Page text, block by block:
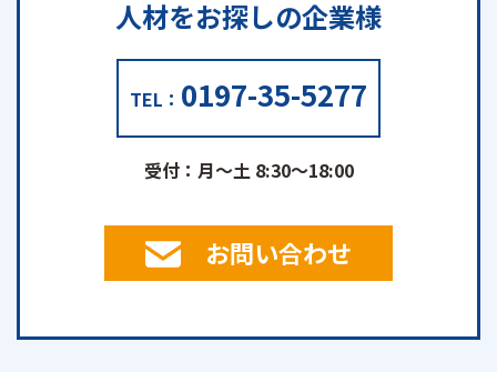
人材をお探しの企業様
TEL： 0197-35-5277
受付：月～土 8:30～18:00
お問い合わせ